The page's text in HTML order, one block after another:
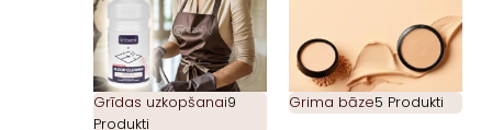
Grīdas uzkopšanai9
Produkti
Grima bāze5 Produkti